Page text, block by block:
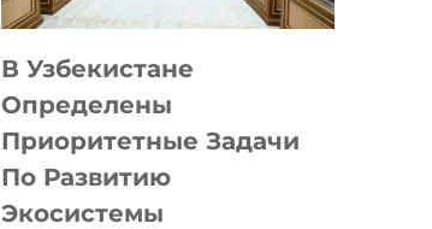
В Узбекистане
Определены
Приоритетные Задачи
По Развитию
Экосистемы